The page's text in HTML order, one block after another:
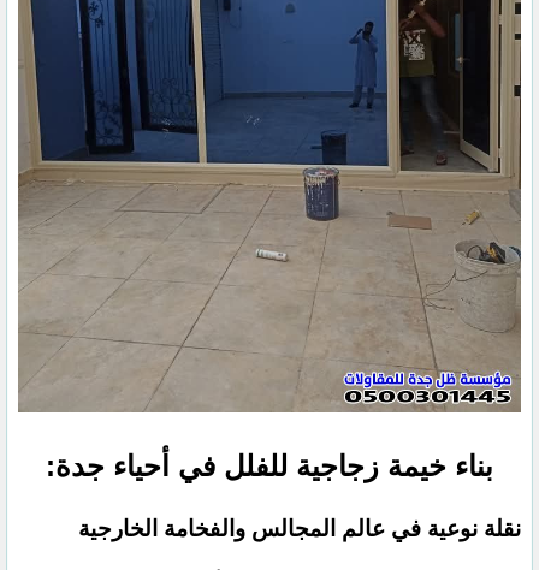
بناء خيمة زجاجية للفلل في أحياء جدة:
نقلة نوعية في عالم المجالس والفخامة الخارجية